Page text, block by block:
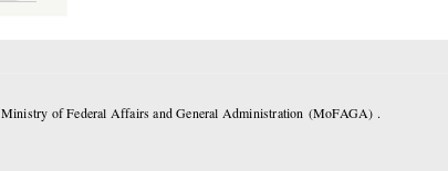
Ministry of Federal Affairs and General Administration (MoFAGA) .